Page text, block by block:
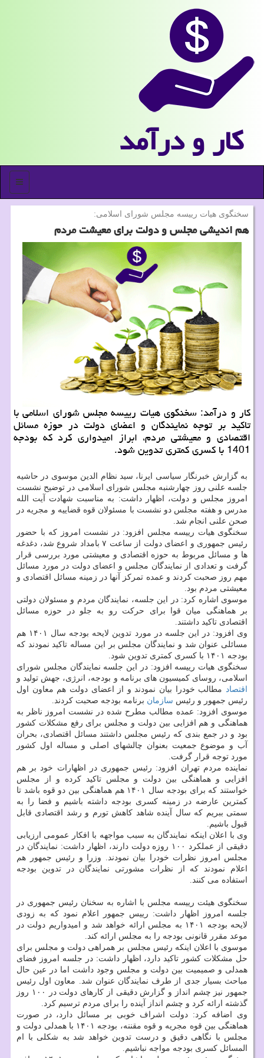
كار و درآمد
منو
سخنگوی هیات رییسه مجلس شورای اسلامی:
هم اندیشی مجلس و دولت برای معیشت مردم
کار و درآمد: سخنگوی هیات رییسه مجلس شورای اسلامی با
تاکید بر توجه نمایندگان و اعضای دولت در حوزه مسائل
اقتصادی و معیشتی مردم، ابراز امیدواری کرد که بودجه
1401 با کسری کمتری تدوین شود.
به گزارش خبرنگار سیاسی ایرنا، سید نظام الدین موسوی در حاشیه
جلسه علنی روز چهارشنبه مجلس شورای اسلامی در توضیح نشست
امروز مجلس و دولت، اظهار داشت: به مناسبت شهادت آیت الله
مدرس و هفته مجلس دو نشست با مسئولان قوه قضاییه و مجریه در
صحن علنی انجام شد.
سخنگوی هیات رییسه مجلس افزود: در نشست امروز که با حضور
رئیس جمهوری و اعضای دولت از ساعت ۷ بامداد شروع شد، دغدغه
ها و مسائل مربوط به حوزه اقتصادی و معیشتی مورد بررسی قرار
گرفت و تعدادی از نمایندگان مجلس و اعضای دولت در مورد مسائل
مهم روز صحبت کردند و عمده تمرکز آنها در زمینه مسائل اقتصادی و
معیشتی مردم بود.
موسوی اشاره کرد: در این جلسه، نمایندگان مردم و مسئولان دولتی
بر هماهنگی میان قوا برای حرکت رو به جلو در حوزه مسائل
اقتصادی تاکید داشتند.
وی افزود: در این جلسه در مورد تدوین لایحه بودجه سال ۱۴۰۱ هم
مسائلی عنوان شد و نمایندگان مجلس بر این مساله تاکید نمودند که
بودجه ۱۴۰۱ با کسری کمتری تدوین شود.
سخنگوی هیات رییسه افزود: در این جلسه نمایندگان مجلس شورای
اسلامی، روسای کمیسیون های برنامه و بودجه، انرژی، جهش تولید و
اقتصاد مطالب خودرا بیان نمودند و از اعضای دولت هم معاون اول
رئیس جمهور و رئیس سازمان برنامه بودجه صحبت کردند.
موسوی افزود: عمده مطالب مطرح شده در نشست امروز ناظر به
هماهنگی و هم افزایی بین دولت و مجلس برای رفع مشکلات کشور
بود و در جمع بندی که رئیس مجلس داشتند مسائل اقتصادی، بحران
آب و موضوع جمعیت بعنوان چالشهای اصلی و مساله اول کشور
مورد توجه قرار گرفت.
نماینده مردم تهران افزود: رئیس جمهوری در اظهارات خود بر هم
افزایی و هماهنگی بین دولت و مجلس تاکید کرده و از مجلس
خواستند که برای بودجه سال ۱۴۰۱ هم هماهنگی بین دو قوه باشد تا
کمترین عارضه در زمینه کسری بودجه داشته باشیم و فضا را به
سمتی ببریم که سال آینده شاهد کاهش تورم و رشد اقتصادی قابل
قبول باشیم.
وی با اعلان اینکه نمایندگان به سبب مواجهه با افکار عمومی ارزیابی
دقیقی از عملکرد ۱۰۰ روزه دولت دارند، اظهار داشت: نمایندگان در
مجلس امروز نظرات خودرا بیان نمودند. وزرا و رئیس جمهور هم
اعلام نمودند که از نظرات مشورتی نمایندگان در تدوین بودجه
استفاده می کنند.
سخنگوی هیئت رییسه مجلس با اشاره به سخنان رئیس جمهوری در
جلسه امروز اظهار داشت: رییس جمهور اعلام نمود که به زودی
لایحه بودجه ۱۴۰۱ به مجلس ارائه خواهد شد و امیدواریم دولت در
موعد مقرر قانونی بودجه را به مجلس ارائه کند.
موسوی با اعلان اینکه رئیس مجلس بر همراهی دولت و مجلس برای
حل مشکلات کشور تاکید دارد، اظهار داشت: در جلسه امروز فضای
همدلی و صمیمیت بین دولت و مجلس وجود داشت اما در عین حال
مباحث بسیار جدی از طرف نمایندگان عنوان شد. معاون اول رئیس
جمهور نیز چشم انداز و گزارش دقیقی از کارهای دولت در ۱۰۰ روز
گذشته ارائه کرد و چشم انداز آینده را برای مردم ترسیم کرد.
وی اضافه کرد: دولت اشراف خوبی بر مسائل دارد، در صورت
هماهنگی بین قوه مجریه و قوه مقننه، بودجه ۱۴۰۱ با همدلی دولت و
مجلس با نگاهی دقیق و درست تدوین خواهد شد به شکلی با ام
المسائل کسری بودجه مواجه نباشیم.